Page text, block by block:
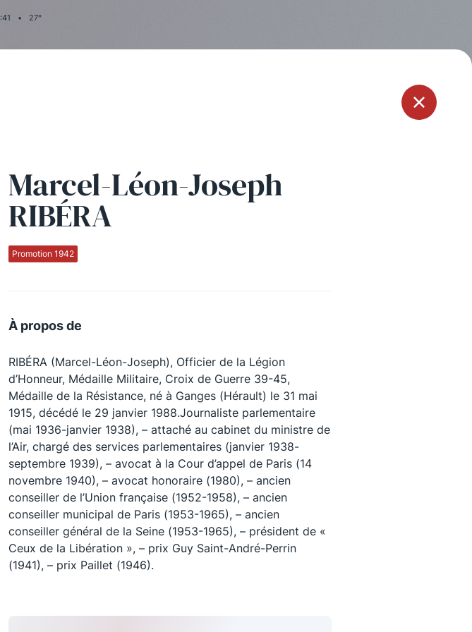
:41 • 27°
Marcel-Léon-Joseph
RIBÉRA
Promotion 1942
À propos de
RIBÉRA (Marcel-Léon-Joseph), Officier de la Légion
d’Honneur, Médaille Militaire, Croix de Guerre 39-45,
Médaille de la Résistance, né à Ganges (Hérault) le 31 mai
1915, décédé le 29 janvier 1988.Journaliste parlementaire
(mai 1936-janvier 1938), – attaché au cabinet du ministre de
l’Air, chargé des services parlementaires (janvier 1938-
septembre 1939), – avocat à la Cour d’appel de Paris (14
novembre 1940), – avocat honoraire (1980), – ancien
conseiller de l’Union française (1952-1958), – ancien
conseiller municipal de Paris (1953-1965), – ancien
conseiller général de la Seine (1953-1965), – président de «
Ceux de la Libération », – prix Guy Saint-André-Perrin
(1941), – prix Paillet (1946).
Suivez-nous